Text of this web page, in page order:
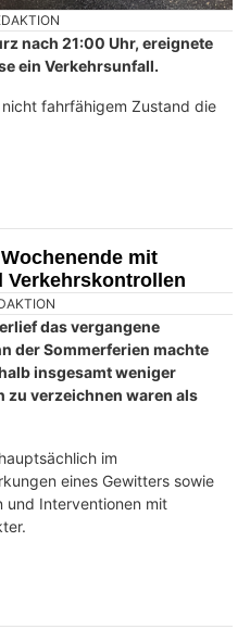
nach 21:00 Uhr, ereignete
ein Verkehrsunfall.
fahrfähigem Zustand die
mit
Verkehrskontrollen
das vergangene
der Sommerferien machte
insgesamt weniger
zu verzeichnen waren als
im
eines Gewitters sowie
und Interventionen mit